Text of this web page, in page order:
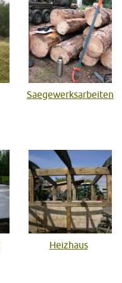
Saegewerksarbeiten
Heizhaus